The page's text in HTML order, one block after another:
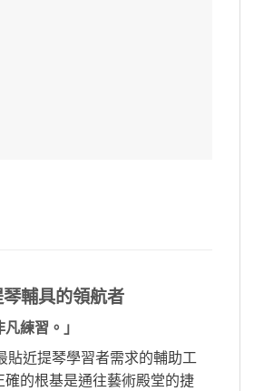
輔具的領航者
練習。」
貼近提琴學習者需求的輔助工
的根基是通往藝術殿堂的捷